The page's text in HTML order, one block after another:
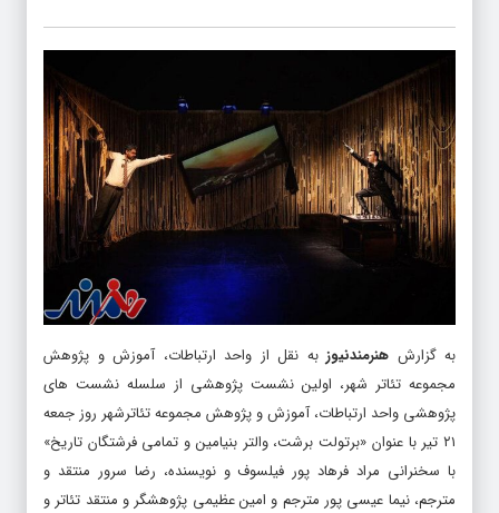
به گزارش هنرمندنیوز به نقل از واحد ارتباطات، آموزش و پژوهش
مجموعه تئاتر شهر، اولین نشست پژوهشی از سلسله نشست های
پژوهشی واحد ارتباطات، آموزش و پژوهش مجموعه تئاترشهر روز جمعه
۲۱ تیر با عنوان «برتولت برشت، والتر بنیامین و تمامی فرشتگان تاریخ»
با سخنرانی مراد فرهاد پور فیلسوف و نویسنده، رضا سرور منتقد و
مترجم، نیما عیسی پور مترجم و امین عظیمی پژوهشگر و منتقد تئاتر و